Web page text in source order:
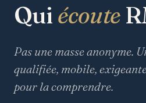
Quiécoute
Pas une masse anonyme.
qualifiée, mobile,
pour la comprendre.